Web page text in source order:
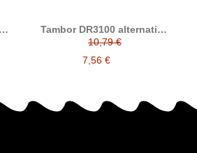
Tambor DR3100 alternativo
a Brother DR-3100
10,79 €
7,56 €